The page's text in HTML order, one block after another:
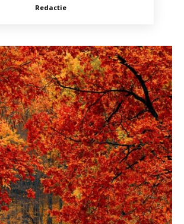
Redactie